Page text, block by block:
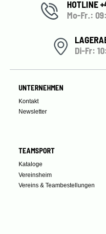
HOTLINE
Mo-Fr.:
Di-Fr:
UNTERNEHMEN
Kontakt
Newsletter
TEAMSPORT
Kataloge
Vereinsheim
Vereins & Teambestellungen